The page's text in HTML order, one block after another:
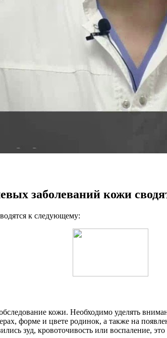
заболеваний кожи
к следующему:
кожи. Необходимо уделять
форме и цвете родинок, а также на
зуд, кровоточивость или воспаление,